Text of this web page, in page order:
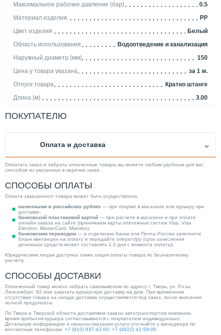
Максимальное рабочее давление (бар)
0.5
Материал изделия
PP
Цвет изделия
Белый
Область использования
Водоотведение и канализация
Наружный диаметр (мм)
150
Цена у товара указана
за 1 м.
Отпуск товара
Кратно штанге
Длина (м)
3.00
Вес товара, нетто (кг)
0.00
ПОКУПАТЕЛЮ
Оплата и доставка
Оплатить заказ и забрать оплаченные товары вы можете любым удобным для вас
способом из указанных в перечне ниже.
СПОСОБЫ ОПЛАТЫ
Оплата заказанного товара может быть осуществлена:
наличными в российских рублях — при покупке в магазине или курьеру при
доставке;
банковской пластиковой картой — при расчете в магазине и при оплате
онлайн-заказа на сайте (принимаем карты платежных систем Visa, Visa
Electron, MasterCard, Maestro);
банковским переводом — в отделении банка или Почты России заполните
бланк квитанции на оплату и передайте оператору (срок зачисления
денежных средств может составлять 1-3 дня с момента оплаты).
Юридическим лицам доступна также опция оплаты товара по безналичному
расчету.
СПОСОБЫ ДОСТАВКИ
Оплаченный товар можно забрать самовывозом по адресу г. Тверь, ул. Розы
Люксембург, 82 или заказать курьерскую доставку на дом. При временном
отсутствии товара на складе доставка осуществляется под заказ, после внесения
полной предоплаты.
По Твери и Тверской области доставляем заказы автотранспортом компании,
время прибытия курьера согласовывается с покупателем индивидуально.
Детальную информацию и нюансы оказания услуги уточняйте у менеджера по
контактным телефонам: +7 (910) 937-42-00 +7 (4822) 41-59-00